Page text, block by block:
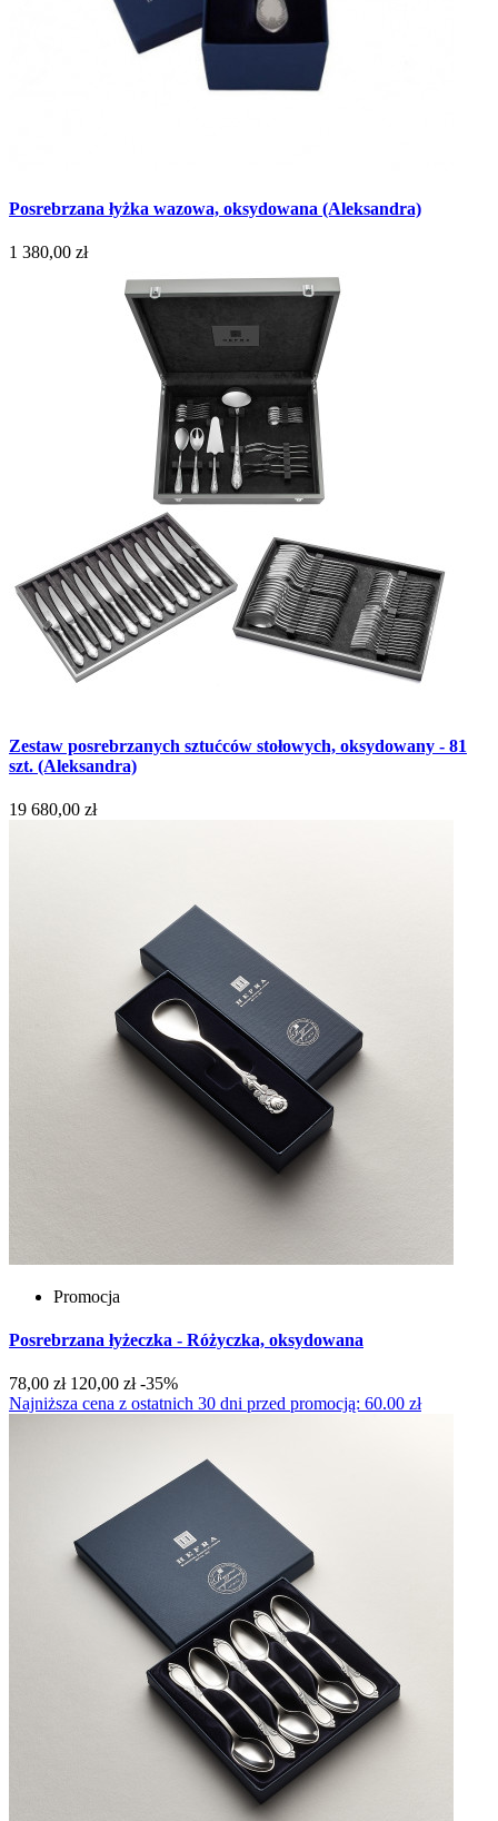
Posrebrzana łyżka wazowa, oksydowana (Aleksandra)
1 380,00 zł
Zestaw posrebrzanych sztućców stołowych, oksydowany - 81
szt. (Aleksandra)
19 680,00 zł
Promocja
Posrebrzana łyżeczka - Różyczka, oksydowana
78,00 zł 120,00 zł -35%
Najniższa cena z ostatnich 30 dni przed promocją: 60.00 zł